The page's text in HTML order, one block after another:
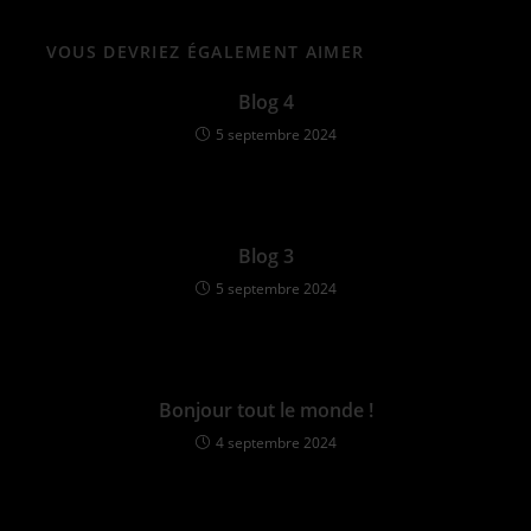
VOUS DEVRIEZ ÉGALEMENT AIMER
Blog 4
5 septembre 2024
Blog 3
5 septembre 2024
Bonjour tout le monde !
4 septembre 2024